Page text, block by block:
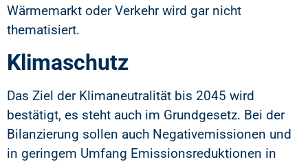
Wärmemarkt oder Verkehr wird gar nicht
thematisiert.
Klimaschutz
Das Ziel der Klimaneutralität bis 2045 wird
bestätigt, es steht auch im Grundgesetz. Bei der
Bilanzierung sollen auch Negativemissionen und
in geringem Umfang Emissionsreduktionen in